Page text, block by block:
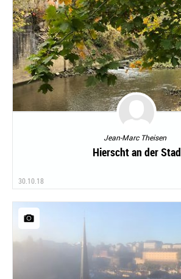
Jean-Marc Theisen
Hierscht an der Stad
30.10.18